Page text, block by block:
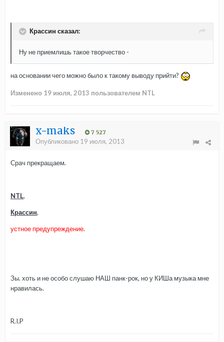
Крассин сказал:
Ну не приемлишь такое творчество -
на основании чего можно было к такому выводу прийти?
Изменено 19 июля, 2013 пользователем NTL
x-maks 7 527
Опубликовано 19 июля, 2013
Срач прекращаем.
NTL,
Крассин,
устное предупреждение.
Зы. хоть и не особо слушаю НАШ панк-рок, но у КИШа музыка мне
нравилась.
R.I.P